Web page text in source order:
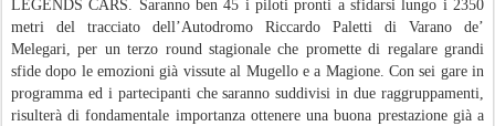
LEGENDS CARS. Saranno ben 45 i piloti pronti a sfidarsi lungo i 2350
metri del tracciato dell’Autodromo Riccardo Paletti di Varano de’
Melegari, per un terzo round stagionale che promette di regalare grandi
sfide dopo le emozioni già vissute al Mugello e a Magione. Con sei gare in
programma ed i partecipanti che saranno suddivisi in due raggruppamenti,
risulterà di fondamentale importanza ottenere una buona prestazione già a